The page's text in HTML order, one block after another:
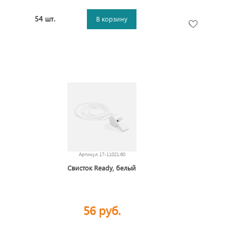
54 шт. В корзину
Артикул 17-11021.60
Свисток Ready, белый
56 руб.